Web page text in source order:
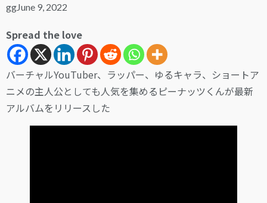
ggJune 9, 2022
Spread the love
バーチャルYouTuber、ラッパー、ゆるキャラ、ショートア
ニメの主人公としても人気を集めるピーナッツくんが最新
アルバムをリリースした